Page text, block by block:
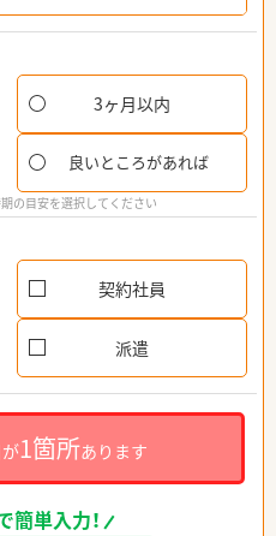
3ヶ月以内
良いところがあれば
の目安を選択してください
契約社員
派遣
1箇所あります
簡単入力！